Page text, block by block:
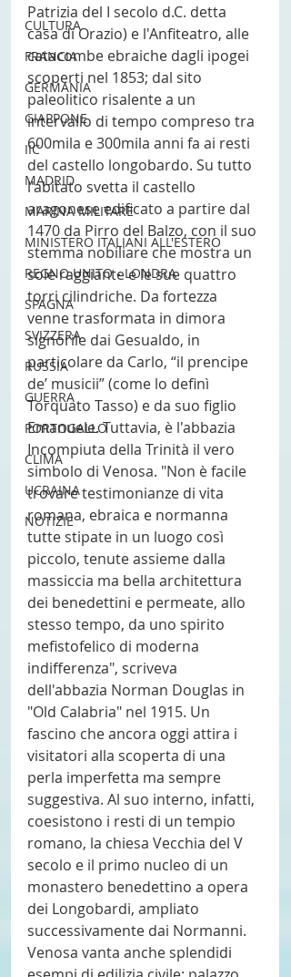
CULTURA
FRANCIA
GERMANIA
GIAPPONE
IIC
MADRID
MARINA MILITARE
MINISTERO ITALIANI ALL'ESTERO
REGNO UNITO - LONDRA
SPAGNA
SVIZZERA
RUSSIA
GUERRA
PORTOGALLO
CLIMA
UCRAINA
NOTIZIE
Patrizia del I secolo d.C. detta
casa di Orazio) e l'Anfiteatro, alle
catacombe ebraiche dagli ipogei
scoperti nel 1853; dal sito
paleolitico risalente a un
intervallo di tempo compreso tra
600mila e 300mila anni fa ai resti
del castello longobardo. Su tutto
l'abitato svetta il castello
aragonese edificato a partire dal
1470 da Pirro del Balzo, con il suo
stemma nobiliare che mostra un
sole raggiante e le sue quattro
torri cilindriche. Da fortezza
venne trasformata in dimora
signorile dai Gesualdo, in
particolare da Carlo, “il prencipe
de’ musicii” (come lo definì
Torquato Tasso) e da suo figlio
Emanuele. Tuttavia, è l'abbazia
Incompiuta della Trinità il vero
simbolo di Venosa. "Non è facile
trovare testimonianze di vita
romana, ebraica e normanna
tutte stipate in un luogo così
piccolo, tenute assieme dalla
massiccia ma bella architettura
dei benedettini e permeate, allo
stesso tempo, da uno spirito
mefistofelico di moderna
indifferenza", scriveva
dell'abbazia Norman Douglas in
"Old Calabria" nel 1915. Un
fascino che ancora oggi attira i
visitatori alla scoperta di una
perla imperfetta ma sempre
suggestiva. Al suo interno, infatti,
coesistono i resti di un tempio
romano, la chiesa Vecchia del V
secolo e il primo nucleo di un
monastero benedettino a opera
dei Longobardi, ampliato
successivamente dai Normanni.
Venosa vanta anche splendidi